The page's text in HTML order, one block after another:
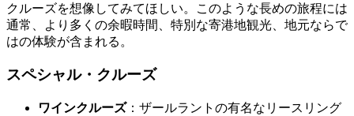
クルーズを想像してみてほしい。このような長めの旅程には
通常、より多くの余暇時間、特別な寄港地観光、地元ならで
はの体験が含まれる。
スペシャル・クルーズ
ワインクルーズ：ザールラントの有名なリースリング